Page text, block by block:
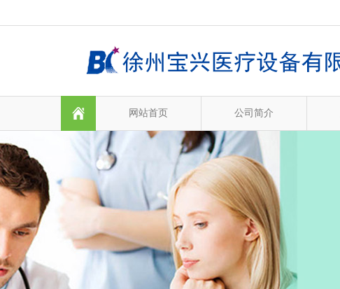
网站首页 公司简介